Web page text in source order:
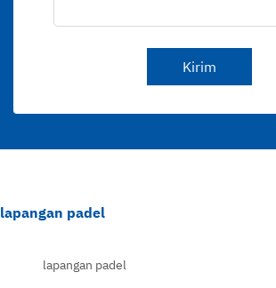
Kirim
lapangan padel
lapangan padel